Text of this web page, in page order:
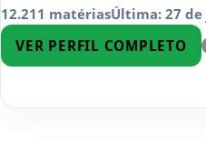
12.211 matériasÚltima: 27 de
VER PERFIL COMPLETO